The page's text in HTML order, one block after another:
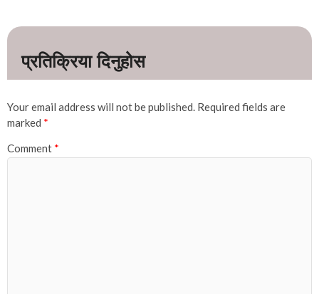
Your email address will not be published. Required fields are
marked *
Comment *